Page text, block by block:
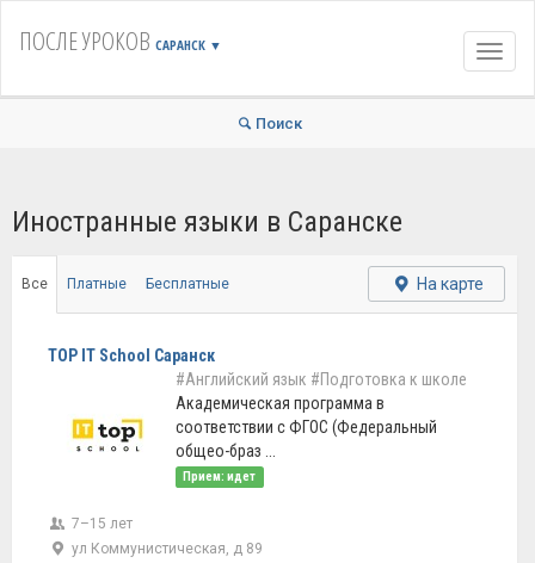
ПОСЛЕ УРОКОВ САРАНСК ▼
Поиск
Иностранные языки в Саранске
Все Платные Бесплатные На карте
TOP IT School Саранск
#Английский язык #Подготовка к школе
Академическая программа в
соответствии с ФГОС (Федеральный
общео-браз ...
Прием: идет
7–15 лет
ул Коммунистическая, д 89